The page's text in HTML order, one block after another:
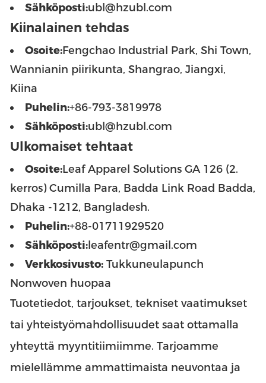
Sähköposti:ubl@hzubl.com
Kiinalainen tehdas
Osoite:Fengchao Industrial Park, Shi Town,
Wannianin piirikunta, Shangrao, Jiangxi,
Kiina
Puhelin:+86-793-3819978
Sähköposti:ubl@hzubl.com
Ulkomaiset tehtaat
Osoite:Leaf Apparel Solutions GA 126 (2.
kerros) Cumilla Para, Badda Link Road Badda,
Dhaka -1212, Bangladesh.
Puhelin:+88-01711929520
Sähköposti:leafentr@gmail.com
Verkkosivusto: Tukkuneulapunch
Nonwoven huopaa
Tuotetiedot, tarjoukset, tekniset vaatimukset
tai yhteistyömahdollisuudet saat ottamalla
yhteyttä myyntitiimiimme. Tarjoamme
mielellämme ammattimaista neuvontaa ja